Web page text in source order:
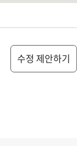
수정 제안하기